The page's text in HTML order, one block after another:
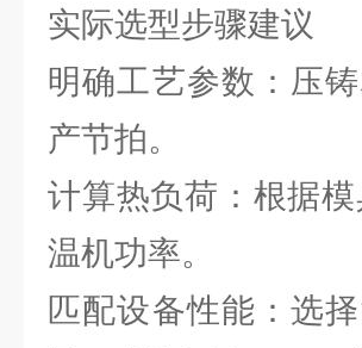
实际选型步骤建议
明确工艺参数：压
产节拍。
计算热负荷：根据
温机功率。
匹配设备性能：选